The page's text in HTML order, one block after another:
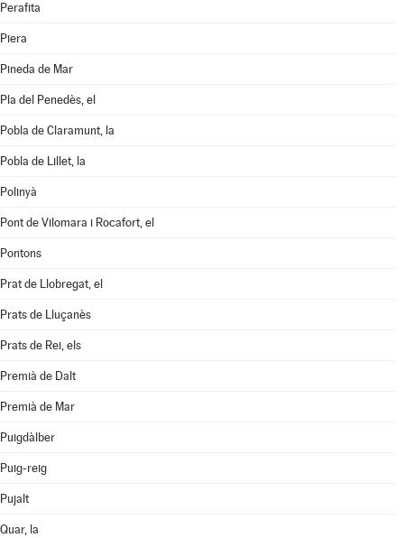
Perafita
Piera
Pineda de Mar
Pla del Penedès, el
Pobla de Claramunt, la
Pobla de Lillet, la
Polinyà
Pont de Vilomara i Rocafort, el
Pontons
Prat de Llobregat, el
Prats de Lluçanès
Prats de Rei, els
Premià de Dalt
Premià de Mar
Puigdàlber
Puig-reig
Pujalt
Quar, la